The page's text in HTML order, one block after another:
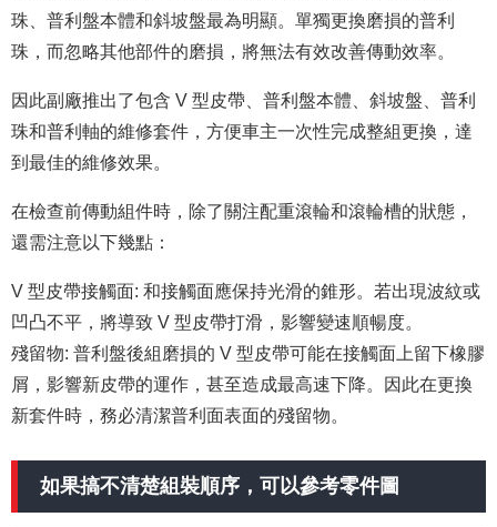
珠、普利盤本體和斜坡盤最為明顯。單獨更換磨損的普利
珠，而忽略其他部件的磨損，將無法有效改善傳動效率。
因此副廠推出了包含 V 型皮帶、普利盤本體、斜坡盤、普利
珠和普利軸的維修套件，方便車主一次性完成整組更換，達
到最佳的維修效果。
在檢查前傳動組件時，除了關注配重滾輪和滾輪槽的狀態，
還需注意以下幾點：
V 型皮帶接觸面: 和接觸面應保持光滑的錐形。若出現波紋或
凹凸不平，將導致 V 型皮帶打滑，影響變速順暢度。
殘留物: 普利盤後組磨損的 V 型皮帶可能在接觸面上留下橡膠
屑，影響新皮帶的運作，甚至造成最高速下降。因此在更換
新套件時，務必清潔普利面表面的殘留物。
如果搞不清楚組裝順序，可以參考零件圖